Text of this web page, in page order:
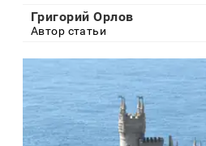
Григорий Орлов
Автор статьи